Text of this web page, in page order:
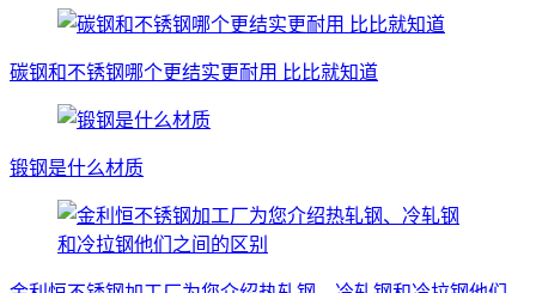
碳钢和不锈钢哪个更结实更耐用 比比就知道
锻钢是什么材质